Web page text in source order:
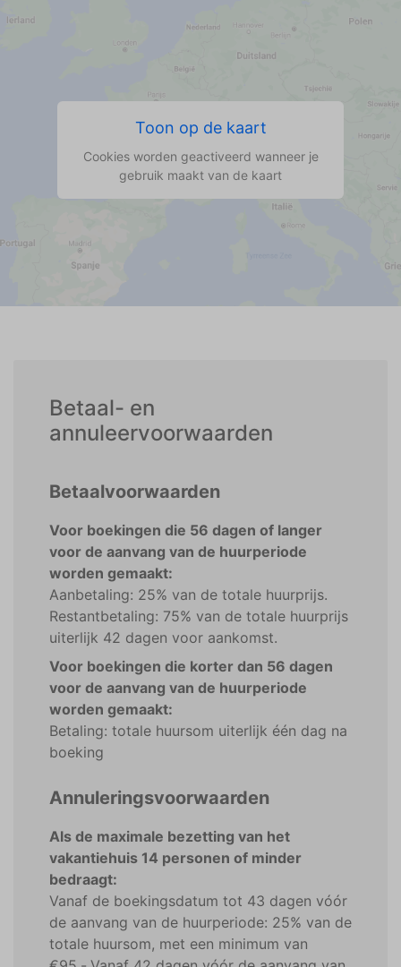
Toon op de kaart
Cookies worden geactiveerd wanneer je
gebruik maakt van de kaart
Betaal- en
annuleervoorwaarden
Betaalvoorwaarden
Voor boekingen die 56 dagen of langer
voor de aanvang van de huurperiode
worden gemaakt:
Aanbetaling: 25% van de totale huurprijs.
Restantbetaling: 75% van de totale huurprijs
uiterlijk 42 dagen voor aankomst.
Voor boekingen die korter dan 56 dagen
voor de aanvang van de huurperiode
worden gemaakt:
Betaling: totale huursom uiterlijk één dag na
boeking
Annuleringsvoorwaarden
Als de maximale bezetting van het
vakantiehuis 14 personen of minder
bedraagt:
Vanaf de boekingsdatum tot 43 dagen vóór
de aanvang van de huurperiode: 25% van de
totale huursom, met een minimum van